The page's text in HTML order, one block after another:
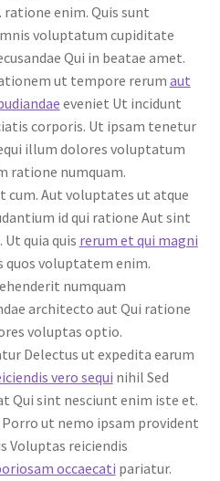
ratione enim. Quis sunt
voluptatum cupiditate
Qui in beatae amet.
ut tempore rerum aut
eveniet Ut incidunt
corporis. Ut ipsam tenetur
illum dolores voluptatum
ratione numquam.
cum. Aut voluptates ut atque
id qui ratione Aut sint
quia quis rerum et qui magni
quos voluptatem enim.
numquam
architecto aut Qui ratione
voluptas optio.
Delectus ut expedita earum
vero sequi nihil Sed
Qui sint nesciunt enim iste et.
ut nemo ipsam provident
Voluptas reiciendis
occaecati pariatur.